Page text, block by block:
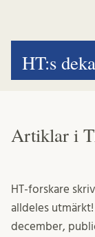
HT:s
Artiklar i
HT-forskare
alldeles
december,